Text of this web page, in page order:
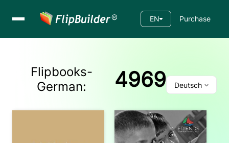
EN Purchase
Flipbooks-
German: 4969 Deutsch